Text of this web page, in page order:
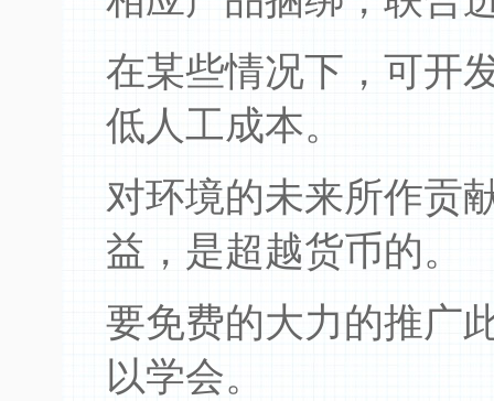
在某些情况下，可开
低人工成本。
对环境的未来所作贡
益，是超越货币的。
要免费的大力的推广
以学会。